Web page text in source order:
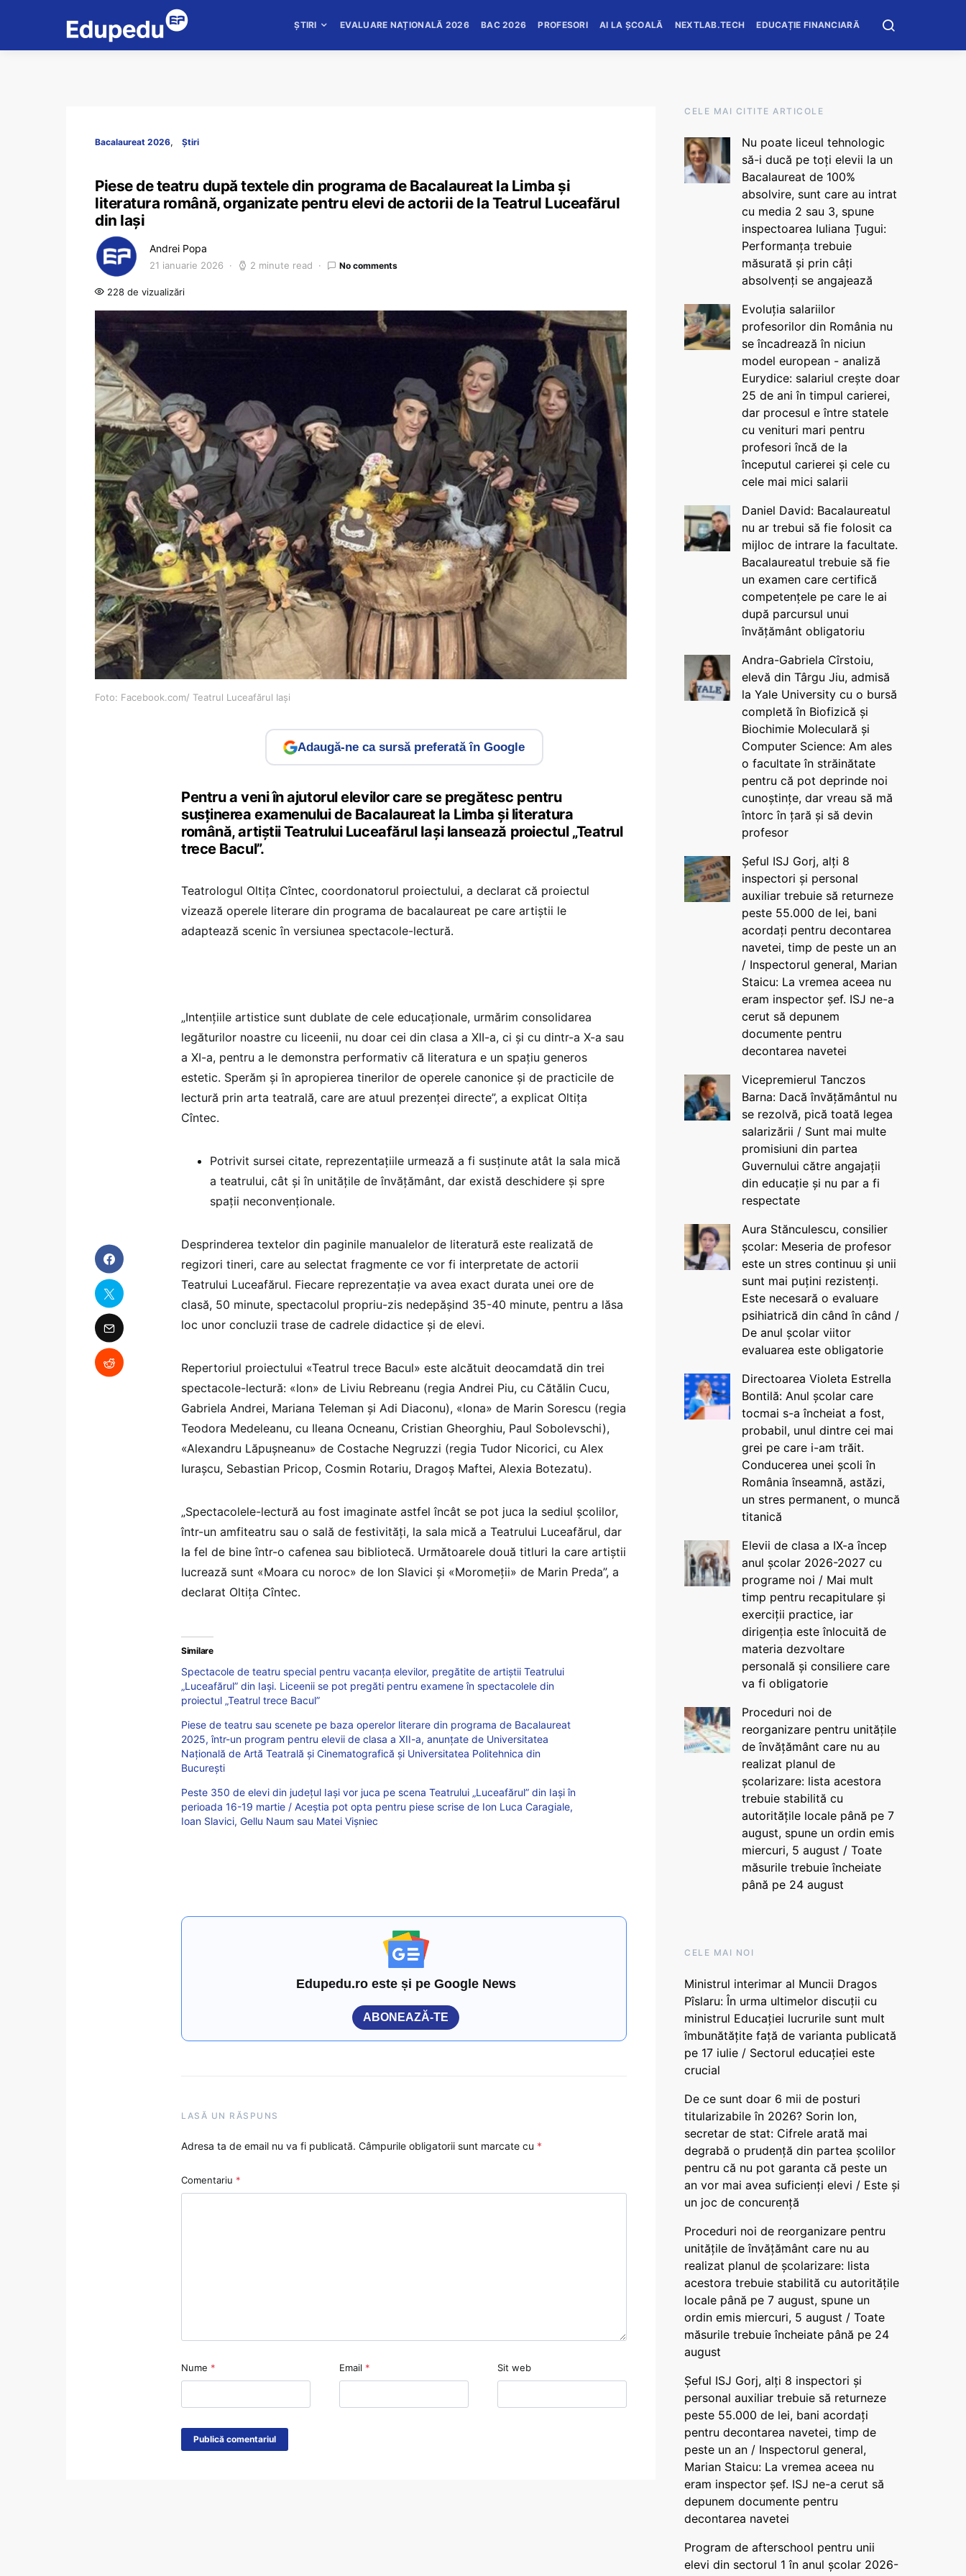
ȘTIRI EVALUARE NAȚIONALĂ 2026 BAC 2026 PROFESORI AI LA ȘCOALĂ NEXTLAB.TECH EDUCAȚIE FINANCIARĂ
Bacalaureat 2026 Știri
Piese de teatru după textele din programa de Bacalaureat la Limba și
literatura română, organizate pentru elevi de actorii de la Teatrul Luceafărul
din Iași
Andrei Popa
21 ianuarie 2026 2 minute read No comments
228 de vizualizări
Foto: Facebook.com/ Teatrul Luceafărul Iași
Adaugă-ne ca sursă preferată în Google
Pentru a veni în ajutorul elevilor care se pregătesc pentru
susţinerea examenului de Bacalaureat la Limba şi literatura
română, artiştii Teatrului Luceafărul Iaşi lansează proiectul „Teatrul
trece Bacul”.
Teatrologul Oltiţa Cîntec, coordonatorul proiectului, a declarat că proiectul
vizează operele literare din programa de bacalaureat pe care artiştii le
adaptează scenic în versiunea spectacole-lectură.
„Intenţiile artistice sunt dublate de cele educaţionale, urmărim consolidarea
legăturilor noastre cu liceenii, nu doar cei din clasa a XII-a, ci şi cu dintr-a X-a sau
a XI-a, pentru a le demonstra performativ că literatura e un spaţiu generos
estetic. Sperăm şi în apropierea tinerilor de operele canonice şi de practicile de
lectură prin arta teatrală, care are atuul prezenţei directe”, a explicat Oltiţa
Cîntec.
Potrivit sursei citate, reprezentaţiile urmează a fi susţinute atât la sala mică
a teatrului, cât şi în unităţile de învăţământ, dar există deschidere şi spre
spaţii neconvenţionale.
Desprinderea textelor din paginile manualelor de literatură este realizată de
regizori tineri, care au selectat fragmente ce vor fi interpretate de actorii
Teatrului Luceafărul. Fiecare reprezentaţie va avea exact durata unei ore de
clasă, 50 minute, spectacolul propriu-zis nedepăşind 35-40 minute, pentru a lăsa
loc unor concluzii trase de cadrele didactice şi de elevi.
Repertoriul proiectului «Teatrul trece Bacul» este alcătuit deocamdată din trei
spectacole-lectură: «Ion» de Liviu Rebreanu (regia Andrei Piu, cu Cătălin Cucu,
Gabriela Andrei, Mariana Teleman şi Adi Diaconu), «Iona» de Marin Sorescu (regia
Teodora Medeleanu, cu Ileana Ocneanu, Cristian Gheorghiu, Paul Sobolevschi),
«Alexandru Lăpuşneanu» de Costache Negruzzi (regia Tudor Nicorici, cu Alex
Iuraşcu, Sebastian Pricop, Cosmin Rotariu, Dragoş Maftei, Alexia Botezatu).
„Spectacolele-lectură au fost imaginate astfel încât se pot juca la sediul şcolilor,
într-un amfiteatru sau o sală de festivităţi, la sala mică a Teatrului Luceafărul, dar
la fel de bine într-o cafenea sau bibliotecă. Următoarele două titluri la care artiştii
lucrează sunt «Moara cu noroc» de Ion Slavici şi «Moromeţii» de Marin Preda”, a
declarat Oltiţa Cîntec.
Similare
Spectacole de teatru special pentru vacanţa elevilor, pregătite de artiştii Teatrului
„Luceafărul” din Iași. Liceenii se pot pregăti pentru examene în spectacolele din
proiectul „Teatrul trece Bacul”
Piese de teatru sau scenete pe baza operelor literare din programa de Bacalaureat
2025, într-un program pentru elevii de clasa a XII-a, anunțate de Universitatea
Națională de Artă Teatrală și Cinematografică și Universitatea Politehnica din
București
Peste 350 de elevi din județul Iași vor juca pe scena Teatrului „Luceafărul” din Iași în
perioada 16-19 martie / Aceștia pot opta pentru piese scrise de Ion Luca Caragiale,
Ioan Slavici, Gellu Naum sau Matei Vișniec
Edupedu.ro este și pe Google News
ABONEAZĂ-TE
LASĂ UN RĂSPUNS
Adresa ta de email nu va fi publicată. Câmpurile obligatorii sunt marcate cu *
Comentariu *
Nume * Email * Sit web
CELE MAI CITITE ARTICOLE
Nu poate liceul tehnologic
să-i ducă pe toți elevii la un
Bacalaureat de 100%
absolvire, sunt care au intrat
cu media 2 sau 3, spune
inspectoarea Iuliana Țugui:
Performanța trebuie
măsurată și prin câți
absolvenți se angajează
Evoluția salariilor
profesorilor din România nu
se încadrează în niciun
model european - analiză
Eurydice: salariul crește doar
25 de ani în timpul carierei,
dar procesul e între statele
cu venituri mari pentru
profesori încă de la
începutul carierei și cele cu
cele mai mici salarii
Daniel David: Bacalaureatul
nu ar trebui să fie folosit ca
mijloc de intrare la facultate.
Bacalaureatul trebuie să fie
un examen care certifică
competențele pe care le ai
după parcursul unui
învățământ obligatoriu
Andra-Gabriela Cîrstoiu,
elevă din Târgu Jiu, admisă
la Yale University cu o bursă
completă în Biofizică și
Biochimie Moleculară și
Computer Science: Am ales
o facultate în străinătate
pentru că pot deprinde noi
cunoștințe, dar vreau să mă
întorc în țară și să devin
profesor
Șeful ISJ Gorj, alți 8
inspectori și personal
auxiliar trebuie să returneze
peste 55.000 de lei, bani
acordați pentru decontarea
navetei, timp de peste un an
/ Inspectorul general, Marian
Staicu: La vremea aceea nu
eram inspector șef. ISJ ne-a
cerut să depunem
documente pentru
decontarea navetei
Vicepremierul Tanczos
Barna: Dacă învățământul nu
se rezolvă, pică toată legea
salarizării / Sunt mai multe
promisiuni din partea
Guvernului către angajații
din educație și nu par a fi
respectate
Aura Stănculescu, consilier
școlar: Meseria de profesor
este un stres continuu și unii
sunt mai puțini rezistenți.
Este necesară o evaluare
psihiatrică din când în când /
De anul școlar viitor
evaluarea este obligatorie
Directoarea Violeta Estrella
Bontilă: Anul școlar care
tocmai s-a încheiat a fost,
probabil, unul dintre cei mai
grei pe care i-am trăit.
Conducerea unei școli în
România înseamnă, astăzi,
un stres permanent, o muncă
titanică
Elevii de clasa a IX-a încep
anul școlar 2026-2027 cu
programe noi / Mai mult
timp pentru recapitulare și
exerciții practice, iar
dirigenția este înlocuită de
materia dezvoltare
personală și consiliere care
va fi obligatorie
Proceduri noi de
reorganizare pentru unitățile
de învățământ care nu au
realizat planul de
școlarizare: lista acestora
trebuie stabilită cu
autoritățile locale până pe 7
august, spune un ordin emis
miercuri, 5 august / Toate
măsurile trebuie încheiate
până pe 24 august
CELE MAI NOI
Ministrul interimar al Muncii Dragos
Pîslaru: În urma ultimelor discuții cu
ministrul Educației lucrurile sunt mult
îmbunătățite față de varianta publicată
pe 17 iulie / Sectorul educației este
crucial
De ce sunt doar 6 mii de posturi
titularizabile în 2026? Sorin Ion,
secretar de stat: Cifrele arată mai
degrabă o prudență din partea școlilor
pentru că nu pot garanta că peste un
an vor mai avea suficienți elevi / Este și
un joc de concurență
Proceduri noi de reorganizare pentru
unitățile de învățământ care nu au
realizat planul de școlarizare: lista
acestora trebuie stabilită cu autoritățile
locale până pe 7 august, spune un
ordin emis miercuri, 5 august / Toate
măsurile trebuie încheiate până pe 24
august
Șeful ISJ Gorj, alți 8 inspectori și
personal auxiliar trebuie să returneze
peste 55.000 de lei, bani acordați
pentru decontarea navetei, timp de
peste un an / Inspectorul general,
Marian Staicu: La vremea aceea nu
eram inspector șef. ISJ ne-a cerut să
depunem documente pentru
decontarea navetei
Program de afterschool pentru unii
elevi din sectorul 1 în anul școlar 2026-